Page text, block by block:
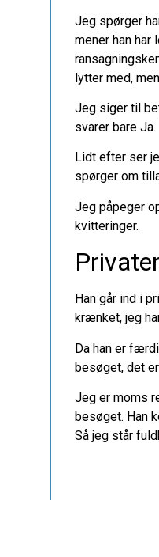
Jeg spørger
mener han har
lytter med,
Jeg siger til
svarer bare Ja.
Lidt efter ser
spørger om
Jeg påpeger
kvitteringer.
Han går ind i
krænket, jeg
Da han er
besøget, det
Jeg er moms
besøget. Han
Så jeg står